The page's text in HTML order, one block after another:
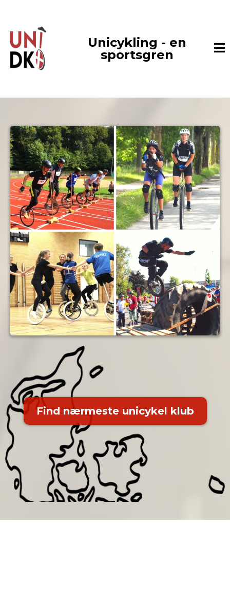
Unicykling - en
sportsgren
Find nærmeste unicykel klub